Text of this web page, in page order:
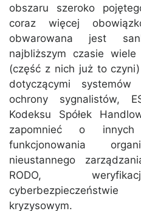
obszaru szeroko
coraz więcej
obwarowana jest
najbliższym czasie
(część z nich już to
dotyczącymi
ochrony sygnalistów,
Kodeksu Spółek
zapomnieć o innych
funkcjonowania
nieustannego
RODO,
kryzysowym.